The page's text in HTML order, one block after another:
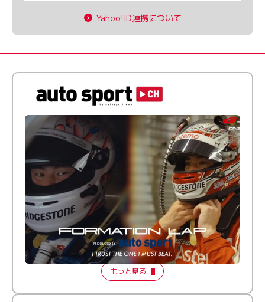
Yahoo!ID連携について
倒す相手を、信じてる。小林利徠斗 × 野村勇斗
【FORMATION LAP Produced by auto sport】
2026 Episode 2
もっと見る